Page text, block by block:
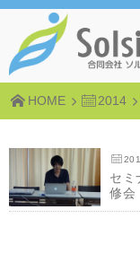
HOME 2014
セミ
修会